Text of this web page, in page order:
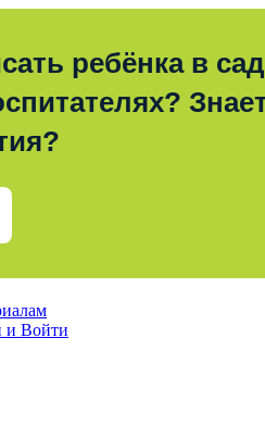
ребёнка в
и Войти